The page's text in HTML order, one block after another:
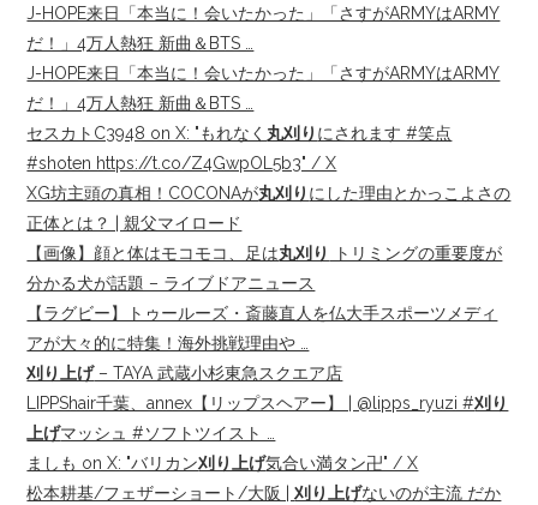
J-HOPE来日「本当に！会いたかった」「さすがARMYはARMY
だ！」4万人熱狂 新曲＆BTS …
J-HOPE来日「本当に！会いたかった」「さすがARMYはARMY
だ！」4万人熱狂 新曲＆BTS …
セスカトC3948 on X: "もれなく 丸刈り にされます #笑点
#shoten https://t.co/Z4GwpOL5b3" / X
XG坊主頭の真相！COCONAが丸刈り にした理由とかっこよさの
正体とは？ | 親父マイロード
【画像】顔と体はモコモコ、足は丸刈り
トリミングの重要度が
分かる犬が話題 – ライブドアニュース
【ラグビー】トゥールーズ・斎藤直人を仏大手スポーツメディ
アが大々的に特集！海外挑戦理由や …
刈り上げ– TAYA 武蔵小杉東急スクエア店
LIPPShair千葉、annex【リップスヘアー】 | @lipps_ryuzi #刈り
上げマッシュ #ソフトツイスト …
ましも on X: "バリカン刈り上げ気合い満タン卍" / X
松本耕基/フェザーショート/大阪 |刈り上げないのが主流 だか